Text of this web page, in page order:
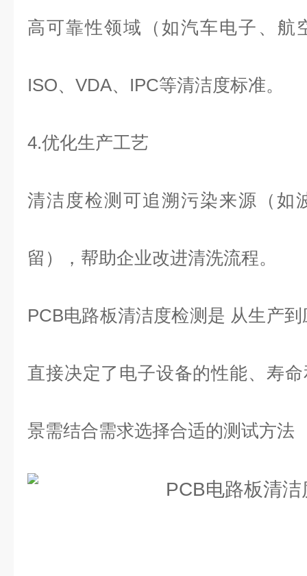
高可靠性领域（如汽车电子、航
ISO、VDA、IPC等清洁度标准。
4.优化生产工艺
清洁度检测 可追溯污染来源（如
留），帮助企业改进清洗流程。
PCB电路板清洁度检测 是 从生产
直接决定了电子设备的性能、寿
景需结合需求选择合适的测试方法